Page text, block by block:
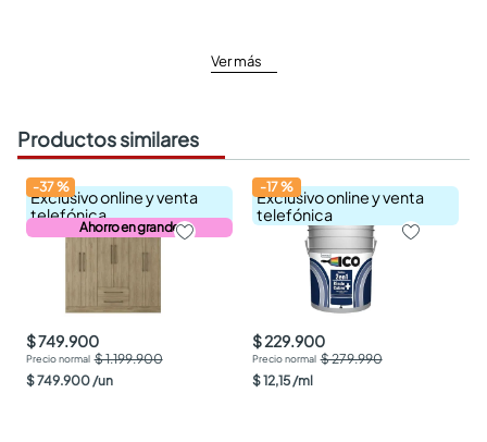
Ver más
Productos similares
Exclusivo online y venta
telefónica
Ahorro en grande
-37%
$ 749.900
$ 1.199.900
$749.900 /un
Exclusivo online y venta
telefónica
-17%
$ 229.900
$ 279.990
$12,15 /ml